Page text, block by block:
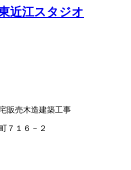
近江スタジオ
販売木造建築工事
７１６－２